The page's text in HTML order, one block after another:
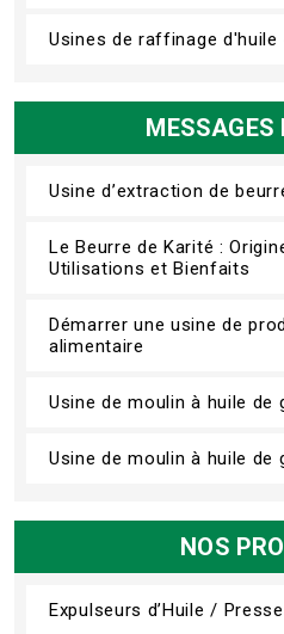
Usines de raffinage d'huile
MESSAGES
Usine d’extraction de
Le Beurre de Karité :
Utilisations et Bienfaits
Démarrer une usine de
alimentaire
Usine de moulin à huile de
Usine de moulin à huile de
NOS
Expulseurs d’Huile /